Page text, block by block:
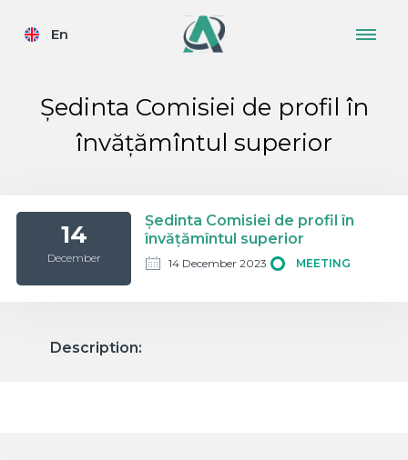
En
Ședinta Comisiei de profil în
învățămîntul superior
14
December
Ședinta Comisiei de profil în
învățămîntul superior
14 December 2023 MEETING
Description: